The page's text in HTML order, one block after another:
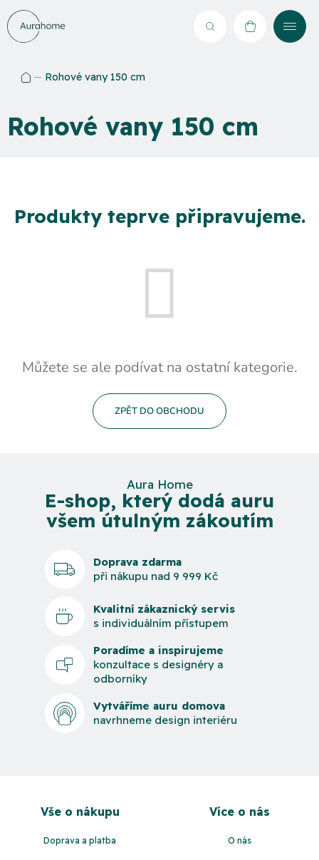
Přejít
na
obsah
Hledat NÁKUPNÍ
Rohové vany 150 cm
Rohové vany 150 cm
Produkty teprve připravujeme.
Můžete se ale podívat na ostatní kategorie.
ZPĚT DO OBCHODU
Aura Home
E-shop, který dodá auru
všem útulným zákoutím
Doprava zdarma
při nákupu nad 9 999 Kč
Kvalitní zákaznický servis
s individuálním přístupem
Poradíme a inspirujeme
konzultace s designéry a
odborníky
Vytváříme auru domova
navrhneme design interiéru
Vše o nákupu
Doprava a platba
Více o nás
O nás